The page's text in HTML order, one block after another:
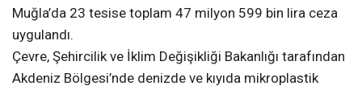
Muğla’da 23 tesise toplam 47 milyon 599 bin lira ceza
uygulandı.
Çevre, Şehircilik ve İklim Değişikliği Bakanlığı tarafından
Akdeniz Bölgesi’nde denizde ve kıyıda mikroplastik